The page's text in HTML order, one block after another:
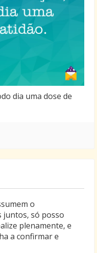
dia uma dose de
o
juntos, só posso
plenamente, e
a confirmar e